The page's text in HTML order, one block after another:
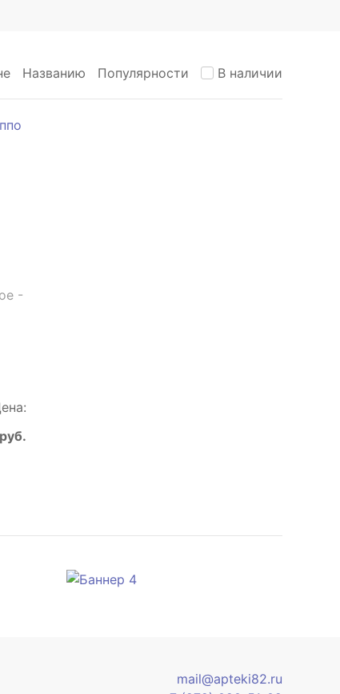
Названию Популярности В наличии
-
mail@apteki82.ru